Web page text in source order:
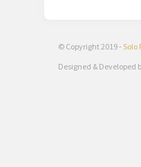
© Copyright 2019 - Solo
Designed & Developed